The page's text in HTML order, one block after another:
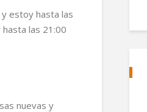
estoy hasta las
las 21:00
nuevas y